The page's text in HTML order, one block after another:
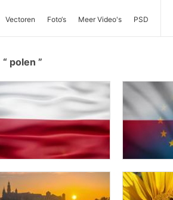
Vectoren Foto‘s Meer Video's PSD
polen